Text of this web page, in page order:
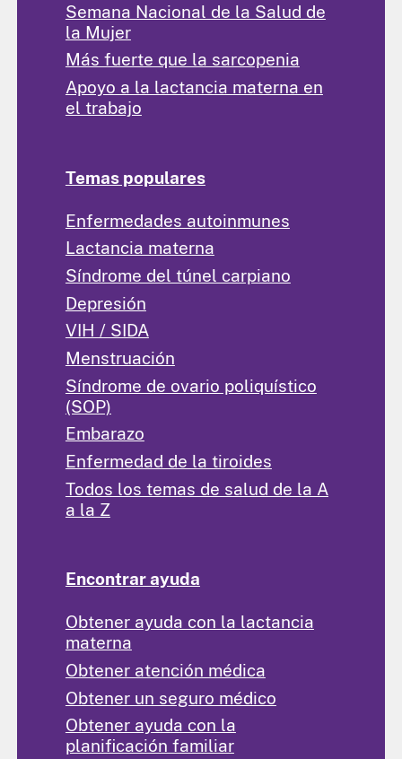
Semana Nacional de la Salud de
la Mujer
Más fuerte que la sarcopenia
Apoyo a la lactancia materna en
el trabajo
Temas populares
Enfermedades autoinmunes
Lactancia materna
Síndrome del túnel carpiano
Depresión
VIH / SIDA
Menstruación
Síndrome de ovario poliquístico
(SOP)
Embarazo
Enfermedad de la tiroides
Todos los temas de salud de la A
a la Z
Encontrar ayuda
Obtener ayuda con la lactancia
materna
Obtener atención médica
Obtener un seguro médico
Obtener ayuda con la
planificación familiar